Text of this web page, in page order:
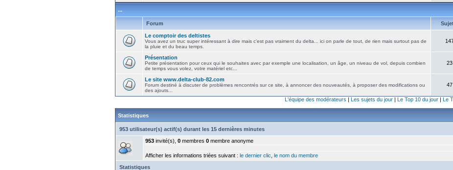
...
Forum
Le comptoir des deltistes
Vous avez un truc super intéressant à dire mais c'est pas vraiment du delta... ici on parle de tout, de rien mais surtout pas de
la pluie et du beau temps.
Présentation
Petite présentation pour ceux qui le souhaites avec par exemple une localisation, un âge, un niveau de vol, depuis combien
de temps vous volez, votre matériel etc...
23
Le site www.delta-club-82.com
Forum destiné à discuter de problèmes rencontrés sur ce site, à annoncer des nouveautés, à proposer des modifications ou
des ajouts...
47
L'équipe des modérateurs | Les sujets du jour| Le Top 10 du jour| Le
Statistiques
953 utilisateur(s) actif(s) durant les 15 dernières minutes
953 invité(s), 0 membres 0 membre anonyme
Afficher les informations triées suivant : le dernier clic le nom du membre
Statistiques